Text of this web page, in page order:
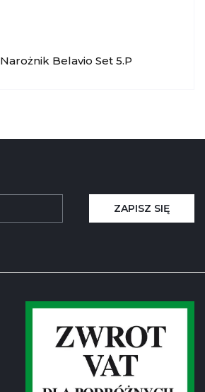
Narożnik Belavio Set 5.P
ZAPISZ SIĘ